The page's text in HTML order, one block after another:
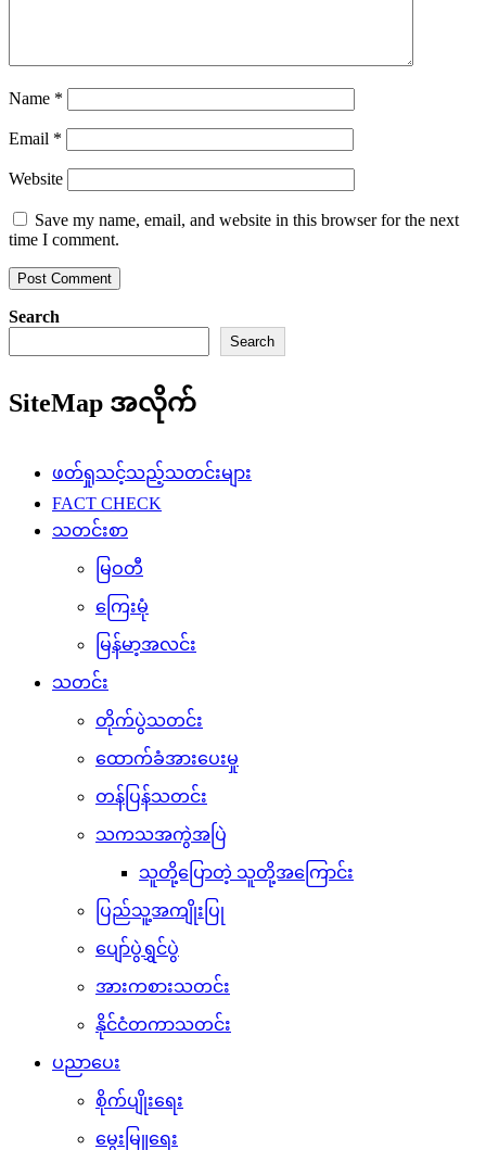
Name *
Email *
Website
Save my name, email, and website in this browser for the next
time I comment.
Search
Search
SiteMap အလိုက်
ဖတ်ရှုသင့်သည့်သတင်းများ
FACT CHECK
သတင်းစာ
မြဝတီ
ကြေးမုံ
မြန်မာ့အလင်း
သတင်း
တိုက်ပွဲသတင်း
ထောက်ခံအားပေးမှု
တန်ပြန်သတင်း
သကသအကွဲအပြဲ
သူတို့ပြောတဲ့ သူတို့အကြောင်း
ပြည်သူ့အကျိုးပြု
ပျော်ပွဲရွှင်ပွဲ
အားကစားသတင်း
နိုင်ငံတကာသတင်း
ပညာပေး
စိုက်ပျိုးရေး
မွေးမြူရေး